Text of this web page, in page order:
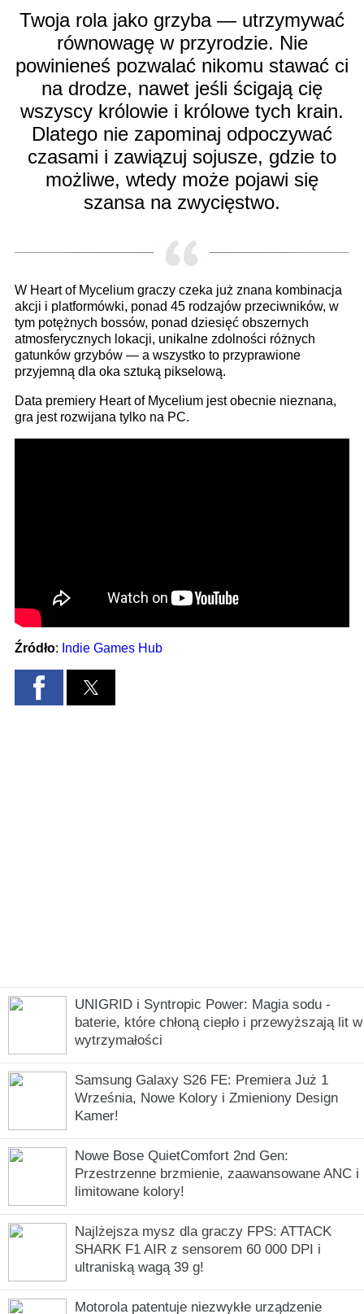
UNIGRID i Syntropic Power: Magia sodu -
baterie, które chłoną ciepło i przewyższają lit w
wytrzymałości
Samsung Galaxy S26 FE: Premiera Już 1
Września, Nowe Kolory i Zmieniony Design
Kamer!
Nowe Bose QuietComfort 2nd Gen:
Przestrzenne brzmienie, zaawansowane ANC i
limitowane kolory!
Najlżejsza mysz dla graczy FPS: ATTACK
SHARK F1 AIR z sensorem 60 000 DPI i
ultraniską wagą 39 g!
Motorola patentuje niezwykłe urządzenie